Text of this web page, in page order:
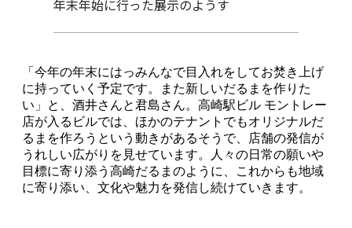
年末年始に行った展示のようす
「今年の年末にはっみんなで目入れをしてお焚き上げ
に持っていく予定です。また新しいだるまを作りた
い」と、酒井さんと君島さん。高崎駅ビル モントレー
店が入るビルでは、ほかのテナントでもオリジナルだ
るまを作ろうという動きがあるそうで、店舗の発信が
うれしい広がりを見せています。人々の日常の願いや
目標に寄り添う高崎だるまのように、これからも地域
に寄り添い、文化や魅力を発信し続けていきます。